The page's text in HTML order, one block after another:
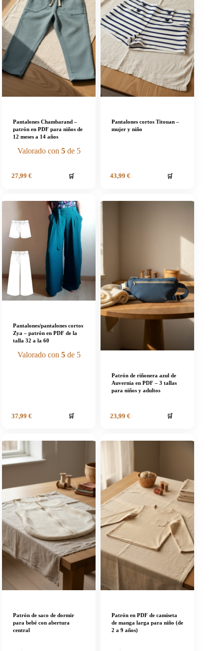
Pantalones Chambarand –
patrón en PDF para niños de
12 meses a 14 años
Valorado con 5de 5
27,99 € 🛒
Pantalones cortos Titouan –
mujer y niño
43,99 € 🛒
Pantalones/pantalones cortos
Zya – patrón en PDF de la
talla 32 a la 60
Valorado con 5de 5
37,99 € 🛒
Patrón de riñonera azul de
Auvernia en PDF – 3 tallas
para niños y adultos
23,99 € 🛒
Patrón de saco de dormir
para bebé con abertura
central
Patrón en PDF de camiseta
de manga larga para niño (de
2 a 9 años)